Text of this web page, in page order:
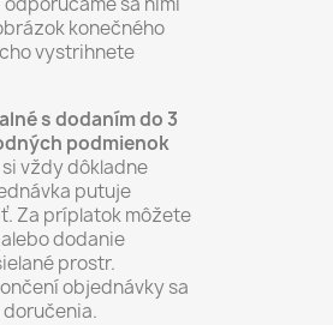
konečného
vystrihnete
s dodaním do 3
podmienok
vždy dôkladne
putuje
Za príplatok môžete
dodanie
prostr.
objednávky sa